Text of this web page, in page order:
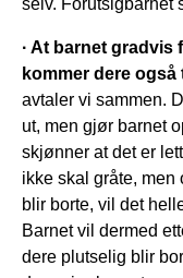
· At barnet gradvis
kommer dere også
avtaler vi sammen.
ut, men gjør barnet
skjønner at det er
ikke skal gråte, men
blir borte, vil det
Barnet vil dermed
dere plutselig blir